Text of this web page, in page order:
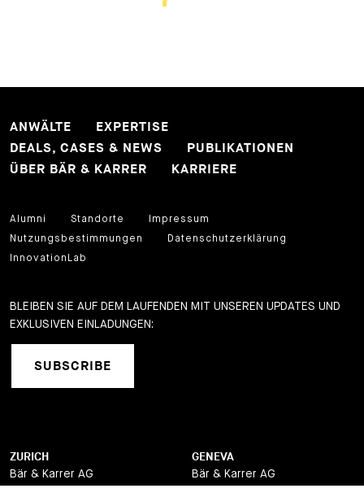
ANWÄLTE
EXPERTISE
DEALS, CASES & NEWS
PUBLIKATIONEN
ÜBER BÄR & KARRER
KARRIERE
Alumni Standorte
Impressum
Nutzungsbestimmungen
Datenschutzerklärung
InnovationLab
BLEIBEN SIE AUF DEM LAUFENDEN MIT UNSEREN UPDATES UND
EXKLUSIVEN EINLADUNGEN:
SUBSCRIBE
ZURICH
Bär & Karrer AG
GENEVA
Bär & Karrer AG